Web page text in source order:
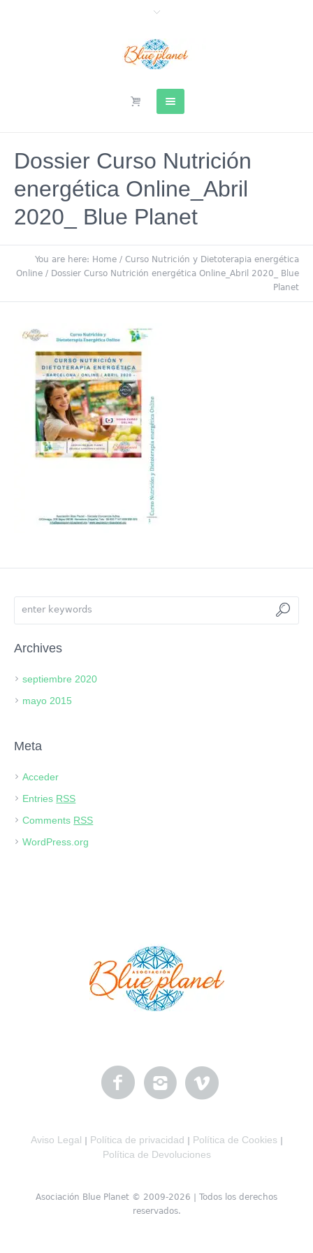
Dossier Curso Nutrición
energética Online_Abril
2020_ Blue Planet
You are here: Home / Curso Nutrición y Dietoterapia energética
Online / Dossier Curso Nutrición energética Online_Abril 2020_ Blue
Planet
Archives
septiembre 2020
mayo 2015
Meta
Acceder
Entries RSS
Comments RSS
WordPress.org
Aviso Legal Política de privacidad Política de Cookies
Política de Devoluciones
Asociación Blue Planet © 2009-2026 | Todos los derechos
reservados.